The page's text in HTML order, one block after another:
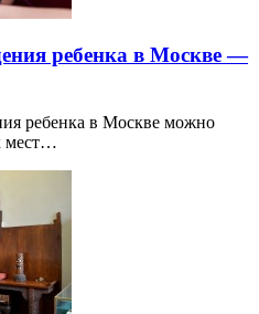
ребенка в Москве —
ребенка в Москве можно
мест…